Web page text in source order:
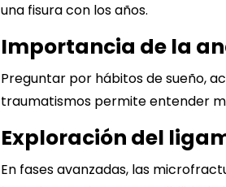
una fisura con los años.
Importancia de la
Preguntar por hábitos desueño,
traumatismos permite entender
Exploración del
En fases avanzadas, las